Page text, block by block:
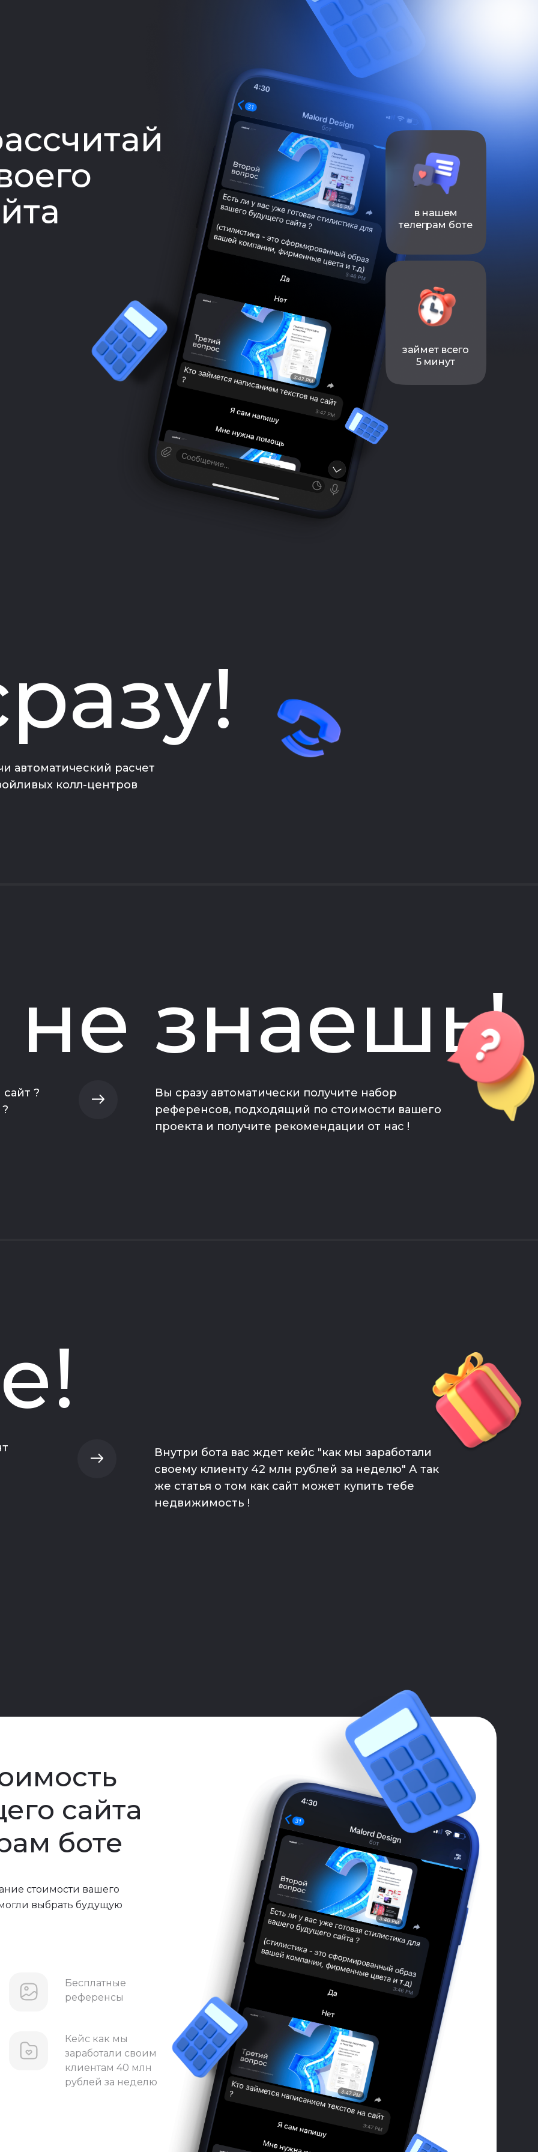
в нашем
телеграм боте
займет всего
5 минут
автоматический расчет
колл-центров
знаешь!
?
Вы сразу автоматически получите набор
референсов, подходящий по стоимости вашего
проекта и получите рекомендации от нас !
Внутри бота вас ждет кейс "как мы заработали
своему клиенту 42 млн рублей за неделю" А так
же статья о том как сайт может купить тебе
недвижимость !
Бесплатные
референсы
Кейс как мы
заработали своим
клиентам 40 млн
рублей за неделю
сайта
боте
стоимости вашего
выбрать будущую